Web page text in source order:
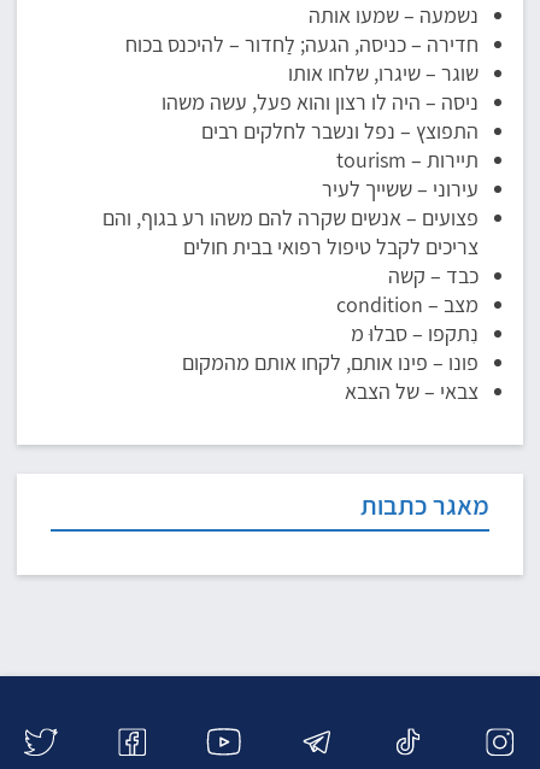
מאגר כתבות
נשמעה – שמעו אותה
חדירה – כניסה, הגעה; לַחדור – להיכנס בכוח
שוגר – שיגרו, שלחו אותו
ניסה – היה לו רצון והוא פעל, עשה משהו
התפוצץ – נפל ונשבר לחלקים רבים
תיירות – tourism
עירוני – ששייך לעיר
פצועים – אנשים שקרה להם משהו רע בגוף, והם
צריכים לקבל טיפול רפואי בבית חולים
כבד – קשה
מצב – condition
נִתקפו – סבלוּ מ
פונו – פינו אותם, לקחו אותם מהמקום
צבאי – של הצבא